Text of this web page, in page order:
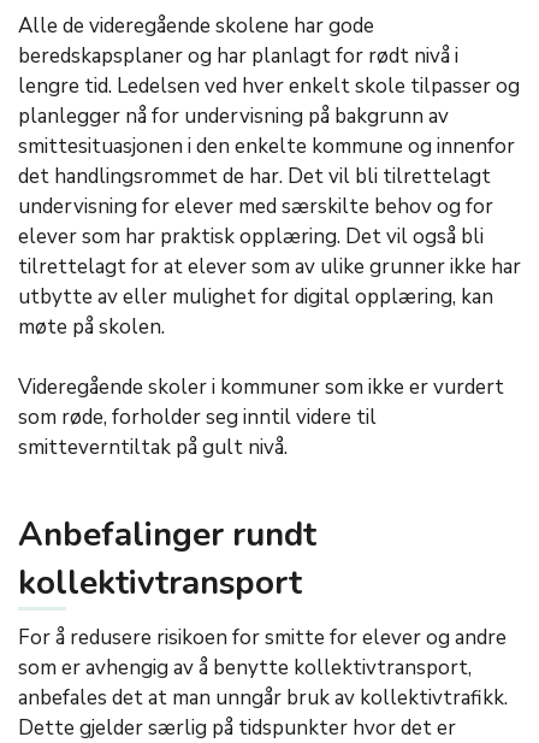
Alle de videregående skolene har gode
beredskapsplaner og har planlagt for rødt nivå i
lengre tid. Ledelsen ved hver enkelt skole tilpasser og
planlegger nå for undervisning på bakgrunn av
smittesituasjonen i den enkelte kommune og innenfor
det handlingsrommet de har. Det vil bli tilrettelagt
undervisning for elever med særskilte behov og for
elever som har praktisk opplæring. Det vil også bli
tilrettelagt for at elever som av ulike grunner ikke har
utbytte av eller mulighet for digital opplæring, kan
møte på skolen.
Videregående skoler i kommuner som ikke er vurdert
som røde, forholder seg inntil videre til
smitteverntiltak på gult nivå.
Anbefalinger rundt
kollektivtransport
For å redusere risikoen for smitte for elever og andre
som er avhengig av å benytte kollektivtransport,
anbefales det at man unngår bruk av kollektivtrafikk.
Dette gjelder særlig på tidspunkter hvor det er